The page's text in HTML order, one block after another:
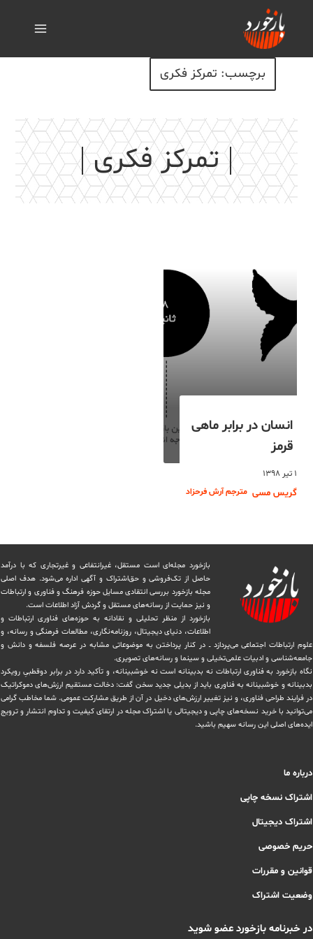
برچسب: تمرکز فکری
تمرکز فکری
انسان در برابر ماهی
قرمز
۱ تیر ۱۳۹۸
گریس مسی مترجم آرش فرحزاد
بازخورد مجله‌ای است مستقل، غیرانتفاعی و غیرتجاری که با درآمد
حاصل از تک‌فروشی و حق‌اشتراک و آگهی اداره می‌شود. ‏هدف اصلی
مجله بازخورد بررسی انتقادی مسایل حوزه فرهنگ و فناوری و ارتباطات
و نیز حمایت از رسانه‌های مستقل و‌ گردش ‏آزاد اطلاعات است.
بازخورد از منظر تحلیلی و نقادانه به حوزه‌های فناوری ارتباطات و
اطلاعات، دنیای دیجیتال، روزنامه‌نگاری، ‏مطالعات فرهنگی و رسانه، و
علوم ارتباطات اجتماعی می‌پردازد ــ در کنار پرداختن به موضوعاتی مشابه در عرصه فلسفه و دانش و
‏جامعه‌شناسی و ادبیات علمی‌تخیلی و سینما و رسانه‌های تصویری.
نگاه بازخورد به فناوری ارتباطات نه بدبینانه است نه خوشبینانه، و تأکید دارد ‏در برابر دوقطبیِ رویکرد
بدبینانه و خوشبینانه به فناوری باید از بدیلی جدید سخن گفت: دخالت مستقیم ارزش‌های دموکراتیک
در ‏فرایند طراحی فناوری، و نیز تغییر ارزش‌های دخيل در آن از طریق مشاركت عمومی. شما مخاطب گرامی
می‌توانید با خرید نسخه‌های چاپی و دیجیتالی یا ‏اشتراک مجله در ارتقای کیفیت و تداوم انتشار و ترویج
ایده‌های اصلی این رسانه سهیم باشید.
درباره ما
اشتراک نسخه چاپی
اشتراک دیجیتال
حریم خصوصی
قوانین و مقررات
وضعیت اشتراک
در خبرنامه بازخورد عضو شوید